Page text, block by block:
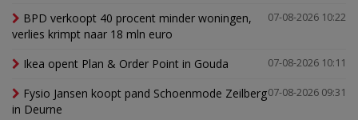
07-08-2026 10:22
BPD verkoopt 40 procent minder woningen,
verlies krimpt naar 18 mln euro
07-08-2026 10:11
Ikea opent Plan & Order Point in Gouda
07-08-2026 09:31
Fysio Jansen koopt pand Schoenmode Zeilberg
in Deurne